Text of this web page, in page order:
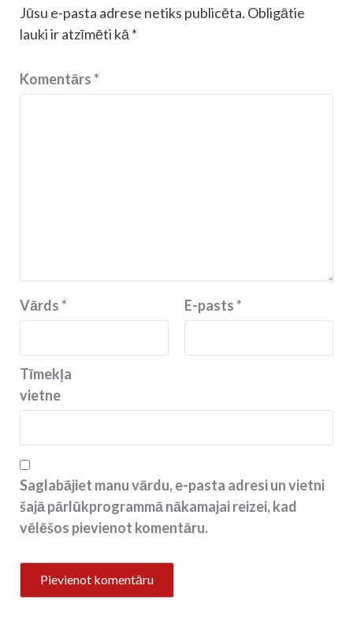
Jūsu e-pasta adrese netiks publicēta. Obligātie
lauki ir atzīmēti kā *
Komentārs*
Vārds* E-pasts*
Tīmekļa
vietne
Saglabājiet manu vārdu, e-pasta adresi un vietni
šajā pārlūkprogrammā nākamajai reizei, kad
vēlēšos pievienot komentāru.